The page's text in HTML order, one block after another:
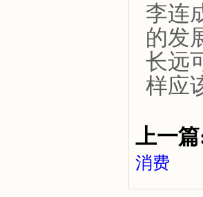
李连
的发
长远
样应
上一
消费